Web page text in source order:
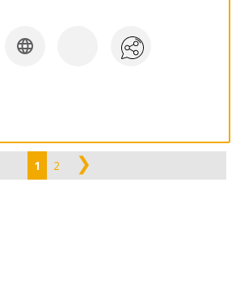

1 2 ❯